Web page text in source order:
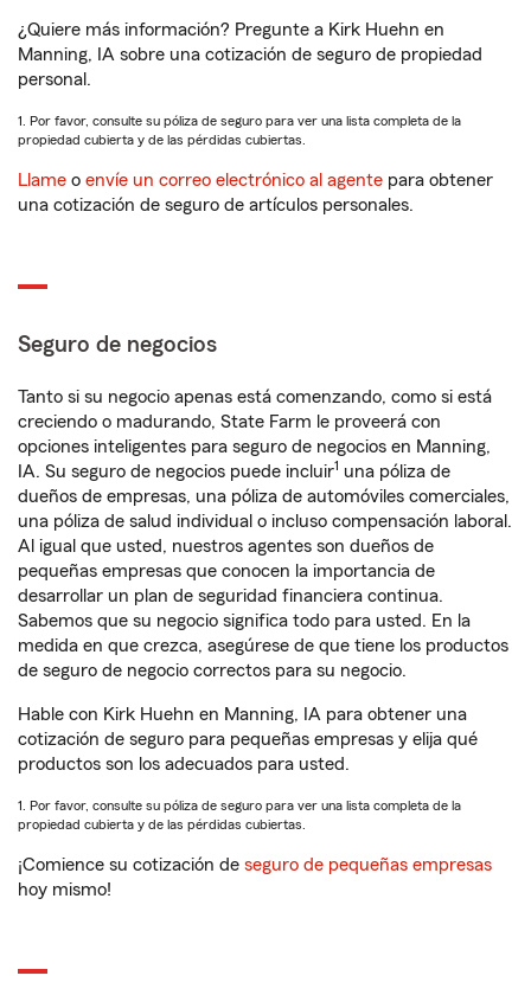
¿Quiere más información? Pregunte a Kirk Huehn en
Manning, IA sobre una cotización de seguro de propiedad
personal.
1. Por favor, consulte su póliza de seguro para ver una lista completa de la
propiedad cubierta y de las pérdidas cubiertas.
Llame o envíe un correo electrónico al agente para obtener
una cotización de seguro de artículos personales.
Seguro de negocios
Tanto si su negocio apenas está comenzando, como si está
creciendo o madurando, State Farm le proveerá con
opciones inteligentes para seguro de negocios en Manning,
IA. Su seguro de negocios puede incluir1 una póliza de
dueños de empresas, una póliza de automóviles comerciales,
una póliza de salud individual o incluso compensación laboral.
Al igual que usted, nuestros agentes son dueños de
pequeñas empresas que conocen la importancia de
desarrollar un plan de seguridad financiera continua.
Sabemos que su negocio significa todo para usted. En la
medida en que crezca, asegúrese de que tiene los productos
de seguro de negocio correctos para su negocio.
Hable con Kirk Huehn en Manning, IA para obtener una
cotización de seguro para pequeñas empresas y elija qué
productos son los adecuados para usted.
1. Por favor, consulte su póliza de seguro para ver una lista completa de la
propiedad cubierta y de las pérdidas cubiertas.
¡Comience su cotización de seguro de pequeñas empresas
hoy mismo!